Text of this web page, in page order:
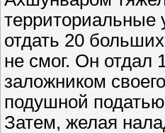
территориальные
отдать 20
не смог. Он отдал
заложником
подушной
Затем, желая